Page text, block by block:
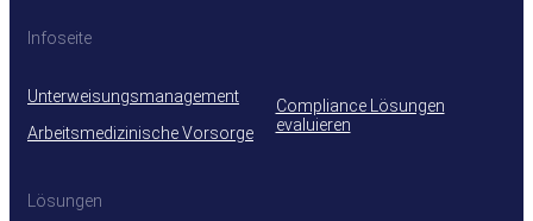
Infoseite
Unterweisungsmanagement
Arbeitsmedizinische Vorsorge
Compliance Lösungen
evaluieren
Lösungen